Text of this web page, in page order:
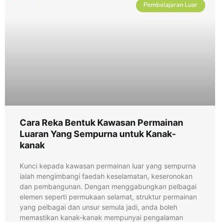
Pembelajaran Luar
Cara Reka Bentuk Kawasan Permainan
Luaran Yang Sempurna untuk Kanak-
kanak
Kunci kepada kawasan permainan luar yang sempurna
ialah mengimbangi faedah keselamatan, keseronokan
dan pembangunan. Dengan menggabungkan pelbagai
elemen seperti permukaan selamat, struktur permainan
yang pelbagai dan unsur semula jadi, anda boleh
memastikan kanak-kanak mempunyai pengalaman